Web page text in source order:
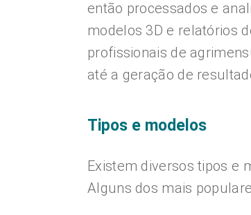
então processados e
modelos 3D e relatórios
profissionais de
até a geração de
Tipos e modelos
Existem diversos tipos e
Alguns dos mais